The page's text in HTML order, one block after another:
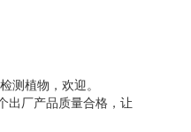
测植物，欢迎。
出厂产品质量合格，让